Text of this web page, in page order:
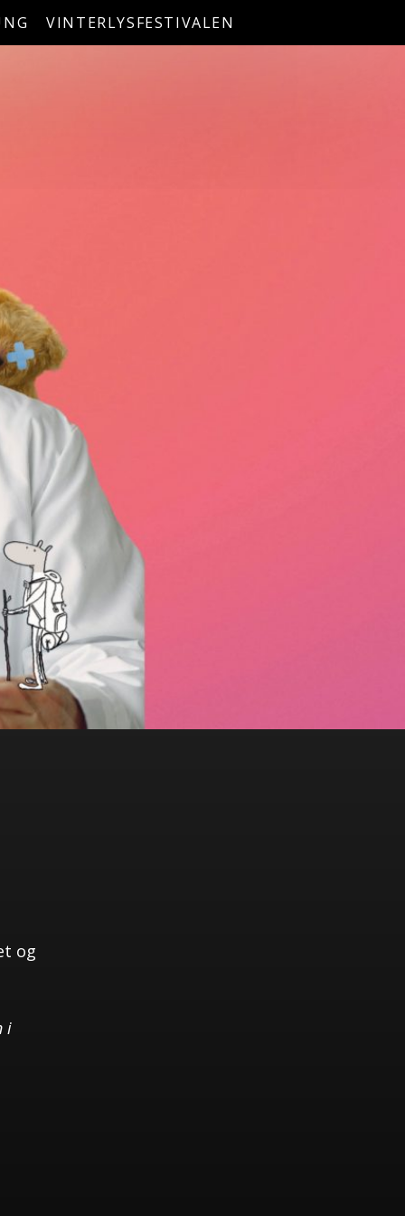
VINTERLYSFESTIVALEN
og
i